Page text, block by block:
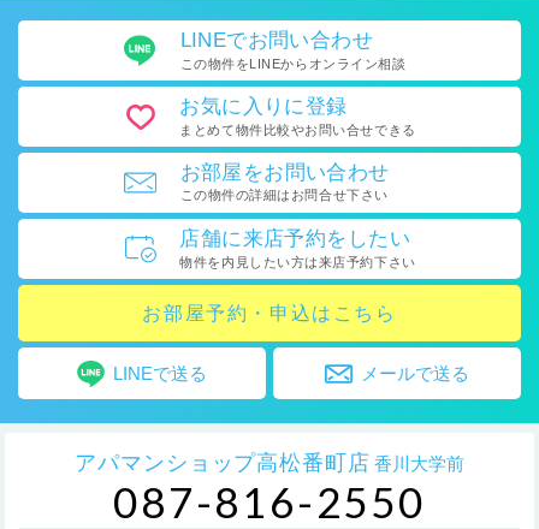
LINEでお問い合わせ
この物件をLINEから オンライン相談
お気に入り に登録
まとめて物件比較やお問い合せできる
お部屋をお問い合わせ
この物件の詳細はお問合せ下さい
店舗に来店予約をしたい
物件を内見したい方は来店予約下さい
お部屋予約・申込はこちら
LINEで送る メールで送る
アパマンショップ高松番町店 香川大学前
087-816-2550